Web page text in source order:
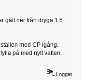
gått ner från dryga 1.5
med CP igång.
på med nytt vatten.
Loggat